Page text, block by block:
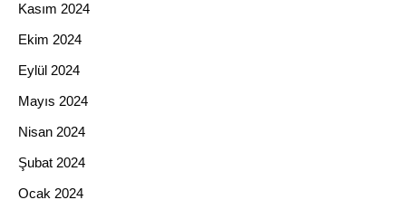
Kasım 2024
Ekim 2024
Eylül 2024
Mayıs 2024
Nisan 2024
Şubat 2024
Ocak 2024